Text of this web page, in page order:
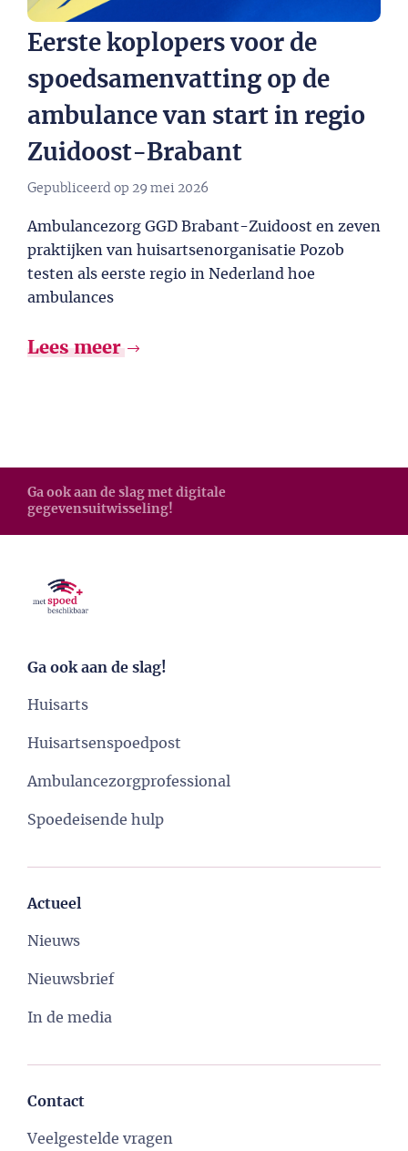
Eerste koplopers voor de
spoedsamenvatting op de
ambulance van start in regio
Zuidoost-Brabant
Gepubliceerd op 29 mei 2026
Ambulancezorg GGD Brabant-Zuidoost en zeven
praktijken van huisartsenorganisatie Pozob
testen als eerste regio in Nederland hoe
ambulances
Lees meer
Ga ook aan de slag met digitale
gegevensuitwisseling!
Ga ook aan de slag!
Huisarts
Huisartsenspoedpost
Ambulancezorgprofessional
Spoedeisende hulp
Actueel
Nieuws
Nieuwsbrief
In de media
Contact
Veelgestelde vragen